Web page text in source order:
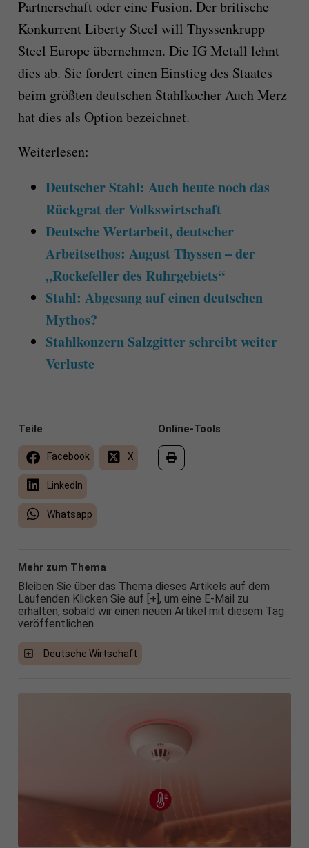
Partnerschaft oder eine Fusion. Der britische
Konkurrent Liberty Steel will Thyssenkrupp
Steel Europe übernehmen. Die IG Metall lehnt
dies ab. Sie fordert einen Einstieg des Staates
beim größten deutschen Stahlkocher Auch Merz
hat dies als Option bezeichnet.
Weiterlesen:
Deutscher Stahl: Auch heute noch das
Rückgrat der Volkswirtschaft
Deutsche Wertarbeit, deutscher
Arbeitsethos: August Thyssen – der
„Rockefeller des Ruhrgebiets“
Stahl: Abgesang auf einen deutschen
Mythos?
Stahlkonzern Salzgitter schreibt weiter
Verluste
Online-Tools
Teile
Facebook X
LinkedIn
Whatsapp
Mehr zum Thema
Bleiben Sie über das Thema dieses Artikels auf dem
Laufenden Klicken Sie auf [+], um eine E-Mail zu
erhalten, sobald wir einen neuen Artikel mit diesem Tag
veröffentlichen
Deutsche Wirtschaft